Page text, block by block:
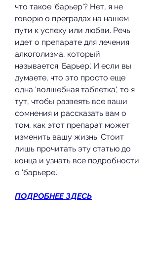
что такое 'барьер'? Нет, я не
говорю о преградах на нашем
пути к успеху или любви. Речь
идет о препарате для лечения
алкоголизма, который
называется 'Барьер'. И если вы
думаете, что это просто еще
одна 'волшебная таблетка', то я
тут, чтобы развеять все ваши
сомнения и рассказать вам о
том, как этот препарат может
изменить вашу жизнь. Стоит
лишь прочитать эту статью до
конца и узнать все подробности
о 'барьере'.
ПОДРОБНЕЕ ЗДЕСЬ